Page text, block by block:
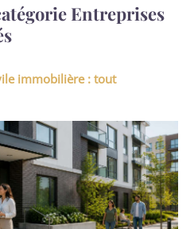
Entreprises
immobilière : tout